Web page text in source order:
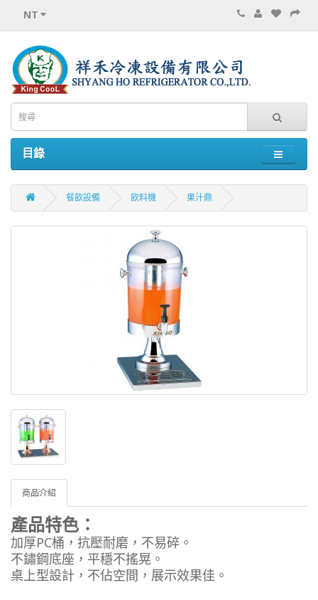
NT
目錄
餐飲設備 飲料機 果汁鼎
商品介紹
產品特色：
加厚PC桶，抗壓耐磨，不易碎。
不鏽鋼底座，平穩不搖晃。
桌上型設計，不佔空間，展示效果佳。